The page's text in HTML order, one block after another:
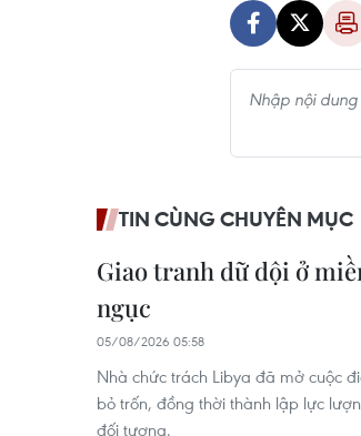
TIN CÙNG CHUYÊN MỤC
Giao tranh dữ dội ở
ngục
05/08/2026 05:58
Nhà chức trách Libya đã mở cuộc
bỏ trốn, đồng thời thành lập lực
đối tượng.